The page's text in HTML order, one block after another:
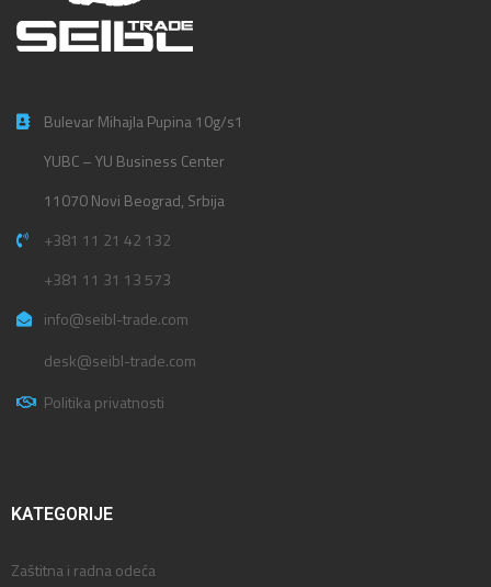
Bulevar Mihajla Pupina 10g/s1
YUBC – YU Business Center
11070 Novi Beograd, Srbija
+381 11 21 42 132
+381 11 31 13 573
info@seibl-trade.com
desk@seibl-trade.com
Politika privatnosti
KATEGORIJE
Zaštitna i radna odeća